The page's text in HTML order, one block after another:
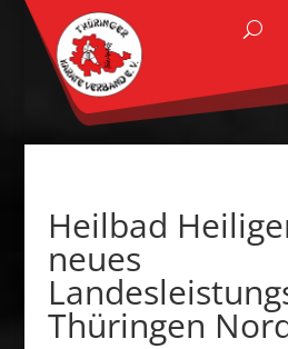
Heilbad
neues
Thüringen